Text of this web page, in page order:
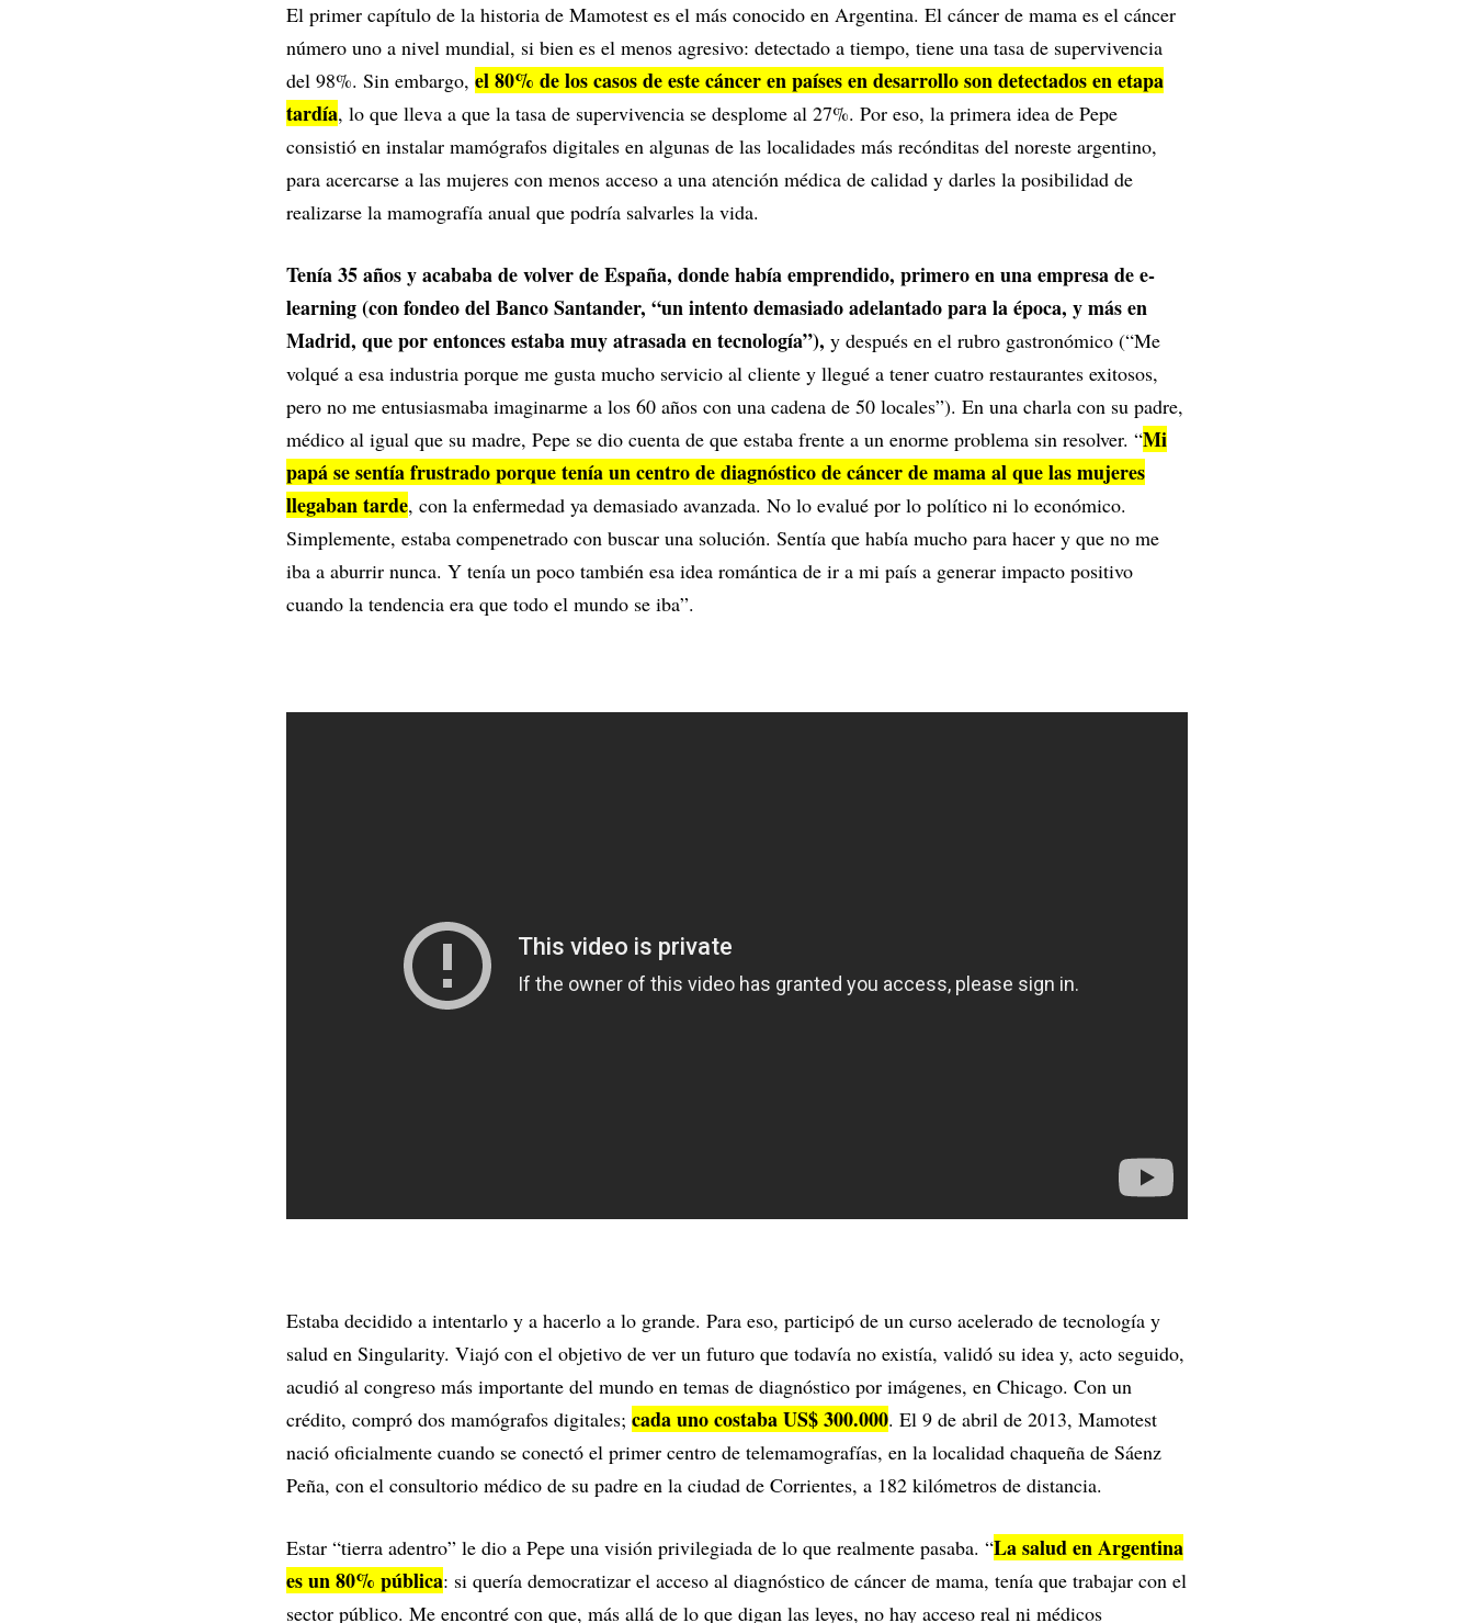
El primer capítulo de la historia de Mamotest es el más conocido en Argentina. El cáncer de mama es el cáncer
número uno a nivel mundial, si bien es el menos agresivo: detectado a tiempo, tiene una tasa de supervivencia
del 98%. Sin embargo, el 80% de los casos de este cáncer en países en desarrollo son detectados en etapa
tardía, lo que lleva a que la tasa de supervivencia se desplome al 27%. Por eso, la primera idea de Pepe
consistió en instalar mamógrafos digitales en algunas de las localidades más recónditas del noreste argentino,
para acercarse a las mujeres con menos acceso a una atención médica de calidad y darles la posibilidad de
realizarse la mamografía anual que podría salvarles la vida.
Tenía 35 años y acababa de volver de España, donde había emprendido, primero en una empresa de e-
learning (con fondeo del Banco Santander, “un intento demasiado adelantado para la época, y más en
Madrid, que por entonces estaba muy atrasada en tecnología”), y después en el rubro gastronómico (“Me
volqué a esa industria porque me gusta mucho servicio al cliente y llegué a tener cuatro restaurantes exitosos,
pero no me entusiasmaba imaginarme a los 60 años con una cadena de 50 locales”). En una charla con su padre,
médico al igual que su madre, Pepe se dio cuenta de que estaba frente a un enorme problema sin resolver. “Mi
papá se sentía frustrado porque tenía un centro de diagnóstico de cáncer de mama al que las mujeres
llegaban tarde, con la enfermedad ya demasiado avanzada. No lo evalué por lo político ni lo económico.
Simplemente, estaba compenetrado con buscar una solución. Sentía que había mucho para hacer y que no me
iba a aburrir nunca. Y tenía un poco también esa idea romántica de ir a mi país a generar impacto positivo
cuando la tendencia era que todo el mundo se iba”.
Estaba decidido a intentarlo y a hacerlo a lo grande. Para eso, participó de un curso acelerado de tecnología y
salud en Singularity. Viajó con el objetivo de ver un futuro que todavía no existía, validó su idea y, acto seguido,
acudió al congreso más importante del mundo en temas de diagnóstico por imágenes, en Chicago. Con un
crédito, compró dos mamógrafos digitales; cada uno costaba US$ 300.000. El 9 de abril de 2013, Mamotest
nació oficialmente cuando se conectó el primer centro de telemamografías, en la localidad chaqueña de Sáenz
Peña, con el consultorio médico de su padre en la ciudad de Corrientes, a 182 kilómetros de distancia.
Estar “tierra adentro” le dio a Pepe una visión privilegiada de lo que realmente pasaba. “La salud en Argentina
es un 80% pública: si quería democratizar el acceso al diagnóstico de cáncer de mama, tenía que trabajar con el
sector público. Me encontré con que, más allá de lo que digan las leyes, no hay acceso real ni médicos